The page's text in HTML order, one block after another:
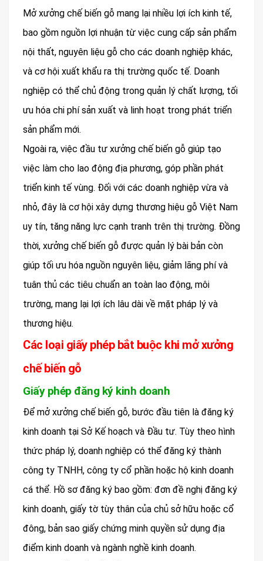
Mở xưởng chế biến gỗ mang lại nhiều lợi ích kinh tế,
bao gồm nguồn lợi nhuận từ việc cung cấp sản phẩm
nội thất, nguyên liệu gỗ cho các doanh nghiệp khác,
và cơ hội xuất khẩu ra thị trường quốc tế. Doanh
nghiệp có thể chủ động trong quản lý chất lượng, tối
ưu hóa chi phí sản xuất và linh hoạt trong phát triển
sản phẩm mới.
Ngoài ra, việc đầu tư xưởng chế biến gỗ giúp tạo
việc làm cho lao động địa phương, góp phần phát
triển kinh tế vùng. Đối với các doanh nghiệp vừa và
nhỏ, đây là cơ hội xây dựng thương hiệu gỗ Việt Nam
uy tín, tăng năng lực cạnh tranh trên thị trường. Đồng
thời, xưởng chế biến gỗ được quản lý bài bản còn
giúp tối ưu hóa nguồn nguyên liệu, giảm lãng phí và
tuân thủ các tiêu chuẩn an toàn lao động, môi
trường, mang lại lợi ích lâu dài về mặt pháp lý và
thương hiệu.
Các loại giấy phép bắt buộc khi mở xưởng
chế biến gỗ
Giấy phép đăng ký kinh doanh
Để mở xưởng chế biến gỗ, bước đầu tiên là đăng ký
kinh doanh tại Sở Kế hoạch và Đầu tư. Tùy theo hình
thức pháp lý, doanh nghiệp có thể đăng ký thành
công ty TNHH, công ty cổ phần hoặc hộ kinh doanh
cá thể. Hồ sơ đăng ký bao gồm: đơn đề nghị đăng ký
kinh doanh, giấy tờ tùy thân của chủ sở hữu hoặc cổ
đông, bản sao giấy chứng minh quyền sử dụng địa
điểm kinh doanh và ngành nghề kinh doanh.